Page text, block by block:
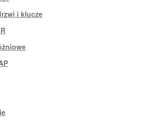
i klucze